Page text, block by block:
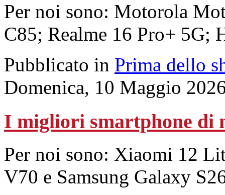
Per noi sono: Motorola
C85; Realme 16 Pro+ 5G;
Pubblicato in Prima dello
Domenica, 10 Maggio
I migliori smartphone di
Per noi sono: Xiaomi 12
V70 e Samsung Galaxy